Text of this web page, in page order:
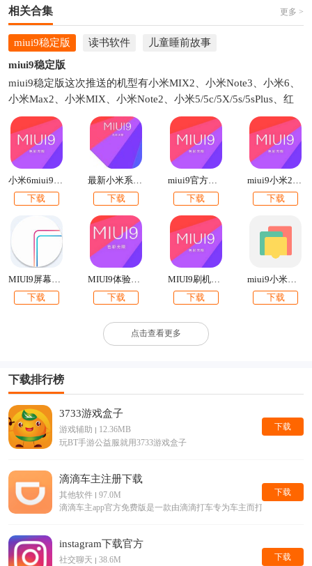
相关合集 更多 >
miui9稳定版 读书软件
儿童睡前故事
miui9稳定版
miui9稳定版这次推送的机型有小米MIX2、小米Note3、小米6、
小米Max2、小米MIX、小米Note2、小米5/5c/5X/5s/5sPlus、红
米Note5A、红米5A、红米Note4X高通版、小米Note顶配版、小
米4s/4c。有你的机型吗？如果有的话就快来下载吧！本站提供各
个手机型号的miui9官方安装包下载。比如小米5miui9稳定版下
载、米6miui9稳定版官方刷机包下载等。
下载
下载
miui9官方刷机包下载2017最新版
下载
下载
下载
下载
MIUI9刷机包下载【附最新卡刷包+线刷包】
下载
下载
点击查看更多
下载排行榜
3733游戏盒子
游戏辅助
12.36MB
玩BT手游公益服就用3733游戏盒子
下载
滴滴车主注册下载
其他软件
97.0M
滴滴车主app官方免费版是一款由滴滴打车专为车主而打造的手机
下载
instagram下载官方
社交聊天
38.6M
下载